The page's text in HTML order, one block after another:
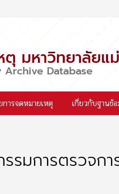
การจดหมายเหตุ เกี่ยวกับฐานข้
รมการตรวจ